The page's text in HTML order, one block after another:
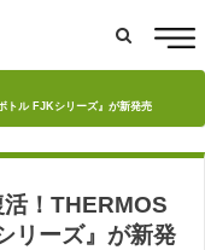
トル FJKシリーズ』が新発売
！THERMOS
リーズ』が新発